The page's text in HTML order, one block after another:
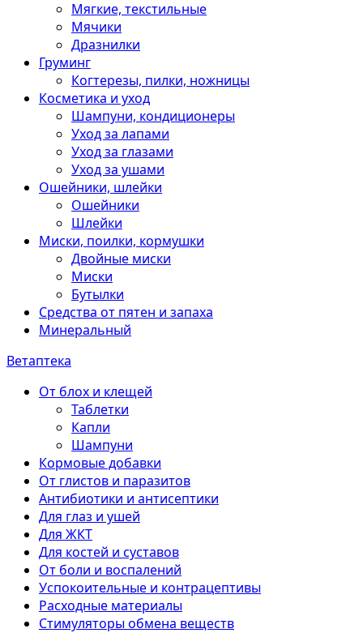
Мягкие, текстильные
Мячики
Дразнилки
Груминг
Когтерезы, пилки, ножницы
Косметика и уход
Шампуни, кондиционеры
Уход за лапами
Уход за глазами
Уход за ушами
Ошейники, шлейки
Ошейники
Шлейки
Миски, поилки, кормушки
Двойные миски
Миски
Бутылки
Средства от пятен и запаха
Минеральный
Ветаптека
От блох и клещей
Таблетки
Капли
Шампуни
Кормовые добавки
От глистов и паразитов
Антибиотики и антисептики
Для глаз и ушей
Для ЖКТ
Для костей и суставов
От боли и воспалений
Успокоительные и контрацептивы
Расходные материалы
Стимуляторы обмена веществ